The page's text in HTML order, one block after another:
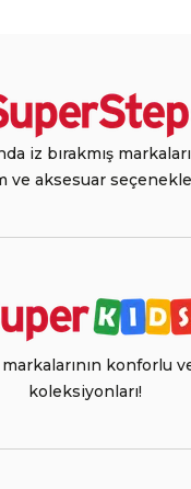
iz bırakmış
ve aksesuar
konforlu
koleksiyonları!